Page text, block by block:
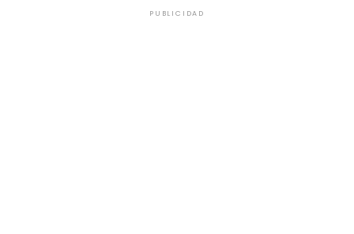
PUBLICIDAD